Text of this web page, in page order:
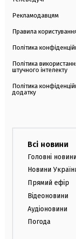
Рекламодавцям
Правила
Політика
Політика
штучного інтелекту
Політика
додатку
Всі новини
Головні
Новини
Прямий ефір
Відеоновини
Аудіоновини
Погода